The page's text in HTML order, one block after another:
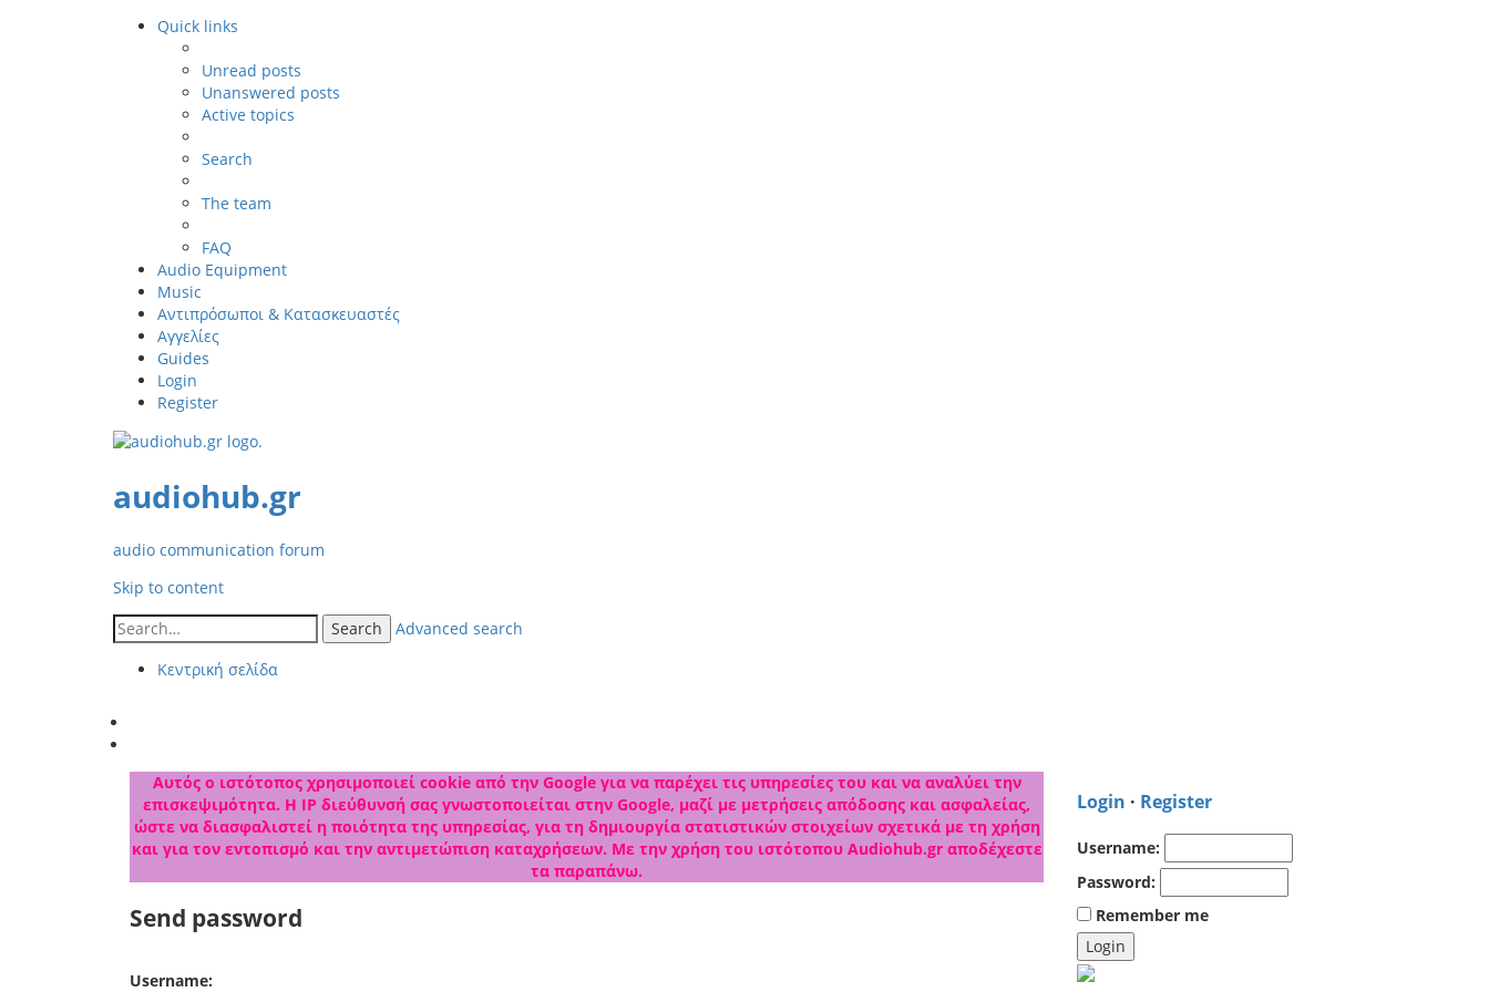
Quick links
Unread posts
Unanswered posts
Active topics
Search
The team
FAQ
Audio Equipment
Music
Αντιπρόσωποι & Κατασκευαστές
Αγγελίες
Guides
Login
Register
audiohub.gr
audio communication forum
Skip to content
Search
Advanced search
Κεντρική σελίδα
Αυτός ο ιστότοπος χρησιμοποιεί cookie από την Google για να παρέχει τις υπηρεσίες του και να αναλύει την
επισκεψιμότητα. Η IP διεύθυνσή σας γνωστοποιείται στην Google, μαζί με μετρήσεις απόδοσης και ασφαλείας,
ώστε να διασφαλιστεί η ποιότητα της υπηρεσίας, για τη δημιουργία στατιστικών στοιχείων σχετικά με τη χρήση
και για τον εντοπισμό και την αντιμετώπιση καταχρήσεων. Με την χρήση του ιστότοπου Audiohub.gr αποδέχεστε
τα παραπάνω.
Send password
Username:
Login · Register
Username:
Password:
Remember me